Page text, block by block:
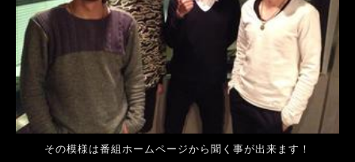
その模様は番組ホームページから聞く事が出来ます！